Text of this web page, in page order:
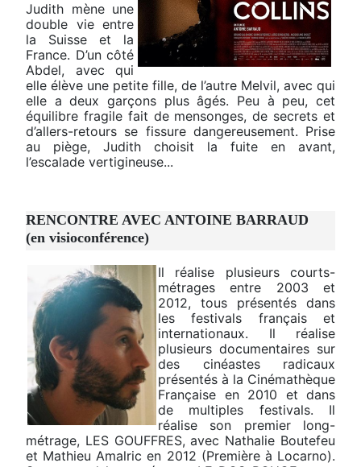
Judith mène une
double vie entre
la Suisse et la
France. D’un côté
Abdel, avec qui
elle élève une petite fille, de l’autre Melvil, avec qui
elle a deux garçons plus âgés. Peu à peu, cet
équilibre fragile fait de mensonges, de secrets et
d’allers-retours se fissure dangereusement. Prise
au piège, Judith choisit la fuite en avant,
l’escalade vertigineuse...
RENCONTRE AVEC ANTOINE BARRAUD
(en visioconférence)
Il réalise plusieurs courts-
métrages entre 2003 et
2012, tous présentés dans
les festivals français et
internationaux. Il réalise
plusieurs documentaires sur
des cinéastes radicaux
présentés à la Cinémathèque
Française en 2010 et dans
de multiples festivals. Il
réalise son premier long-
métrage, LES GOUFFRES, avec Nathalie Boutefeu
et Mathieu Amalric en 2012 (Première à Locarno).